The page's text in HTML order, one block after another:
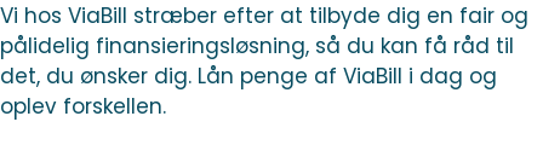
Vi hos ViaBill stræber efter at tilbyde dig en fair og
pålidelig finansieringsløsning, så du kan få råd til
det, du ønsker dig. Lån penge af ViaBill i dag og
oplev forskellen.